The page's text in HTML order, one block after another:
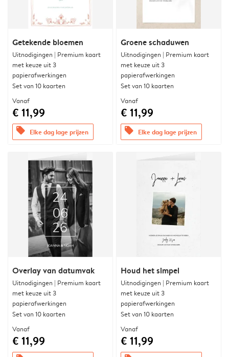
Getekende bloemen
Uitnodigingen | Premium kaart
met keuze uit 3
papierafwerkingen
Set van 10 kaarten
Vanaf
€ 11,99
offers Elke dag lage prijzen
Groene schaduwen
Uitnodigingen | Premium kaart
met keuze uit 3
papierafwerkingen
Set van 10 kaarten
Vanaf
€ 11,99
offers Elke dag lage prijzen
Overlay van datumvak
Uitnodigingen | Premium kaart
met keuze uit 3
papierafwerkingen
Set van 10 kaarten
Vanaf
€ 11,99
Houd het simpel
Uitnodigingen | Premium kaart
met keuze uit 3
papierafwerkingen
Set van 10 kaarten
Vanaf
€ 11,99